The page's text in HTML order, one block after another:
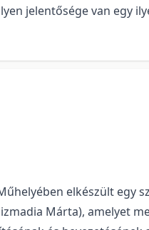
jelentősége van egy
elkészült
Márta), amelyet